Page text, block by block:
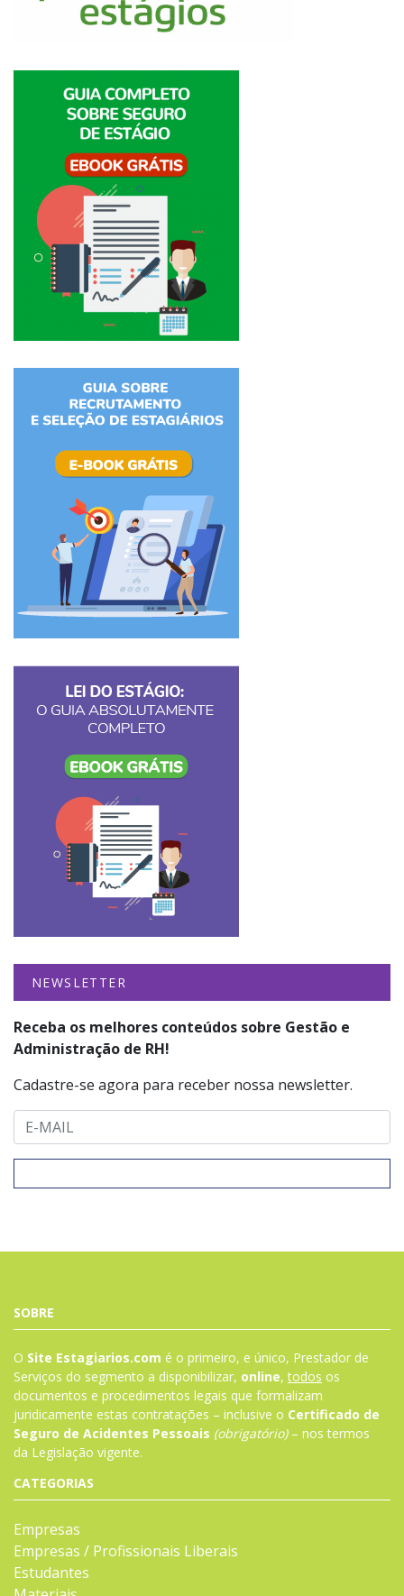
NEWSLETTER
Receba os melhores conteúdos sobre Gestão e
Administração de RH!
Cadastre-se agora para receber nossa newsletter.
SOBRE
O Site Estagiarios.com é o primeiro, e único, Prestador de
Serviços do segmento a disponibilizar, online,todos os
documentos e procedimentos legais que formalizam
juridicamente estas contratações – inclusive o Certificado de
Seguro de Acidentes Pessoais (obrigatório)– nos termos
da Legislação vigente.
CATEGORIAS
Empresas
Empresas / Profissionais Liberais
Estudantes